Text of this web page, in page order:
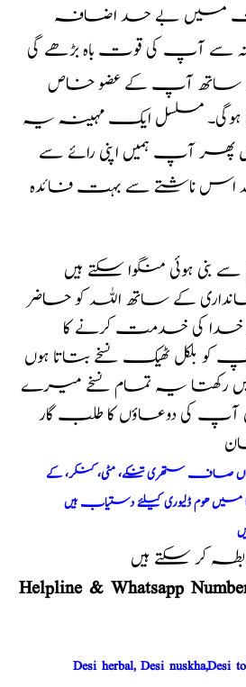
میں بے حد اضافہ
سے آپ کی قوت باہ بڑھے گی
ساتھ آپ کے عضو خاص
ہوگی۔ مسلسل ایک مہینہ یہ
پھر آپ ہمیں اپنی رائے سے
اس ناشتے سے بہت فائدہ
سے بنی ہوئی منگوا سکتے ہیں
کے ساتھ اللہ کو حاضر
خدا کی خدمت کرنے کا
بلکل ٹھیک نسخے بتاتا ہوں
رکھتا یہ تمام نسخے میرے
آپ کی دوعاؤں کا طلب گار
صاف ستھری تنکے، مٹی، کنکر، کے
میں ھوم ڈلیوری کیلئے دستیاب ہیں
کر سکتے ہیں
Helpline & Whatsapp
Desi herbal, Desi nuskha,Desi